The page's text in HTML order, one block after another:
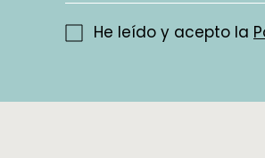
como
las
He leído y acepto la